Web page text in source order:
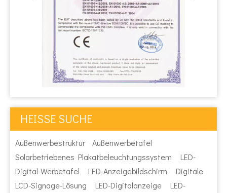
HEISSE SUCHE
Außenwerbestruktur
Außenwerbetafel
Solarbetriebenes Plakatbeleuchtungssystem
LED-
Digital-Werbetafel
LED-Anzeigebildschirm
Digitale
LCD-Signage-Lösung
LED-Digitalanzeige
LED-